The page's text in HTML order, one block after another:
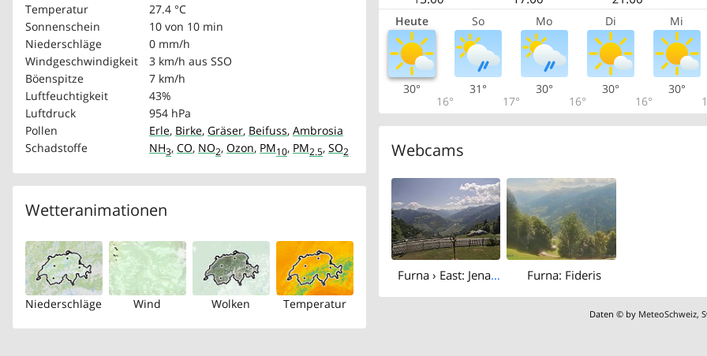
Temperatur
27.4 °C
Sonnenschein
10 von 10 min
Niederschläge
0 mm/h
Windgeschwindigkeit
3 km/h aus SSO
Böenspitze
7 km/h
Luftfeuchtigkeit
43%
Luftdruck
954 hPa
Pollen
Erle, Birke, Gräser, Beifuss, Ambrosia
Schadstoffe
NH3, CO, NO2, Ozon, PM10, PM2.5, SO2
Wetteranimationen
Niederschläge Wind Wolken Temperatur
Heute So Mo Di Mi
30°
16°
31°
17°
30°
16°
30°
16°
30°
Webcams
Furna › East: Jenaz - Prätigau - Fideris - Prättigau/Davos District Furna: Fideris
Daten © by MeteoSchweiz,